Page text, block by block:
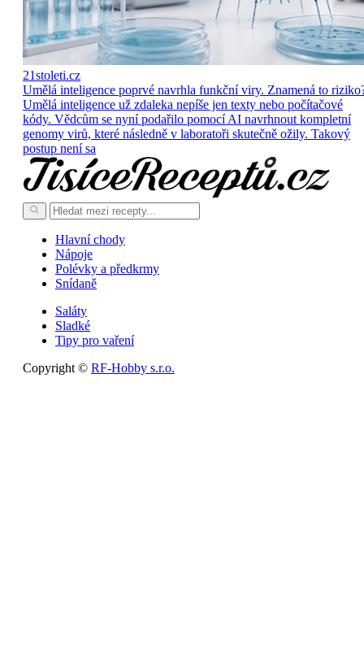
21stoleti.cz
Umělá inteligence poprvé navrhla funkční viry. Znamená to
Umělá inteligence už zdaleka nepíše jen texty nebo počítačové
kódy. Vědcům se nyní podařilo pomocí AI navrhnout kompletní
genomy virů, které následně v laboratoři skutečně ožily. Takový
postup není sa
Hlavní chody
Nápoje
Polévky a předkrmy
Snídaně
Saláty
Sladké
Tipy pro vaření
Copyright © RF-Hobby s.r.o.